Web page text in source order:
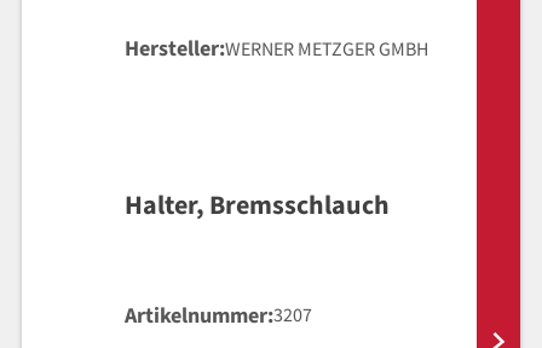
Hersteller WERNER METZGER GMBH
Halter, Bremsschlauch
Artikelnummer 3207